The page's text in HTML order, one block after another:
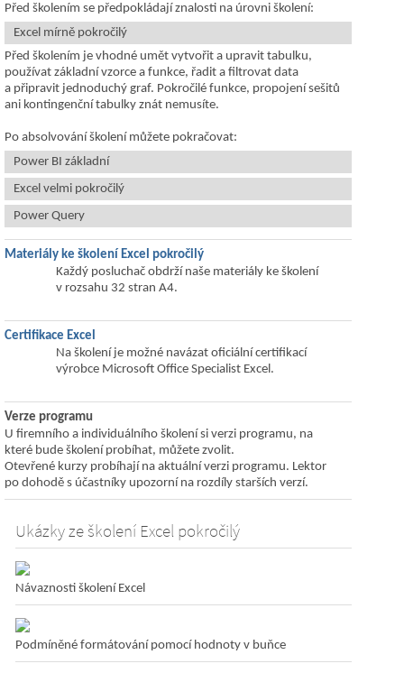
Před školením se předpokládají znalosti na úrovni školení:
Excel mírně pokročilý
Před školením je vhodné umět vytvořit a upravit tabulku,
používat základní vzorce a funkce, řadit a filtrovat data
a připravit jednoduchý graf. Pokročilé funkce, propojení sešitů
ani kontingenční tabulky znát nemusíte.
Po absolvování školení můžete pokračovat:
Power BI základní
Excel velmi pokročilý
Power Query
Materiály ke školení Excel pokročilý
Každý posluchač obdrží naše materiály ke školení
v rozsahu 32 stran A4.
Certifikace Excel
Na školení je možné navázat oficiální certifikací
výrobce Microsoft Office Specialist Excel.
Verze programu
U firemního a individuálního školení si verzi programu, na
které bude školení probíhat, můžete zvolit.
Otevřené kurzy probíhají na aktuální verzi programu. Lektor
po dohodě s účastníky upozorní na rozdíly starších verzí.
Ukázky ze školení Excel pokročilý
Návaznosti školení Excel
Podmíněné formátování pomocí hodnoty v buňce